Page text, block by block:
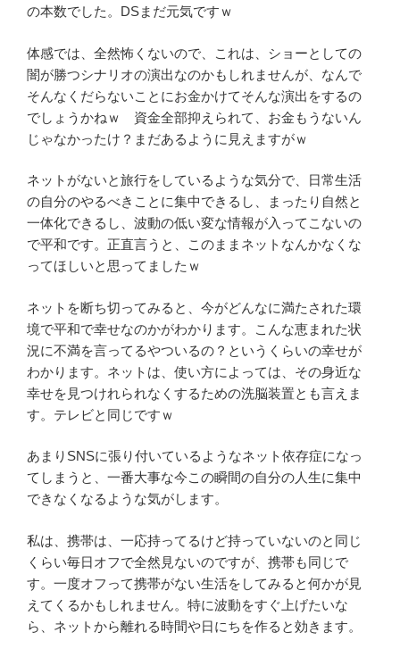
の本数でした。DSまだ元気ですｗ
体感では、全然怖くないので、これは、ショーとしての
闇が勝つシナリオの演出なのかもしれませんが、なんで
そんなくだらないことにお金かけてそんな演出をするの
でしょうかねｗ 資金全部抑えられて、お金もうないん
じゃなかったけ？まだあるように見えますがｗ
ネットがないと旅行をしているような気分で、日常生活
の自分のやるべきことに集中できるし、まったり自然と
一体化できるし、波動の低い変な情報が入ってこないの
で平和です。正直言うと、このままネットなんかなくな
ってほしいと思ってましたｗ
ネットを断ち切ってみると、今がどんなに満たされた環
境で平和で幸せなのかがわかります。こんな恵まれた状
況に不満を言ってるやついるの？というくらいの幸せが
わかります。ネットは、使い方によっては、その身近な
幸せを見つけれられなくするための洗脳装置とも言えま
す。テレビと同じですｗ
あまりSNSに張り付いているようなネット依存症になっ
てしまうと、一番大事な今この瞬間の自分の人生に集中
できなくなるような気がします。
私は、携帯は、一応持ってるけど持っていないのと同じ
くらい毎日オフで全然見ないのですが、携帯も同じで
す。一度オフって携帯がない生活をしてみると何かが見
えてくるかもしれません。特に波動をすぐ上げたいな
ら、ネットから離れる時間や日にちを作ると効きます。